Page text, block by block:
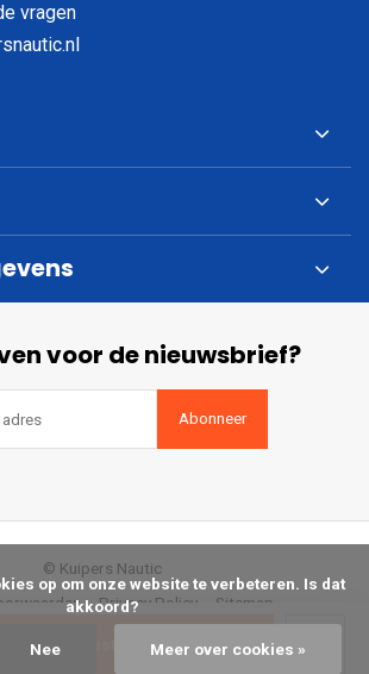
Bestellen
vragen
voor de nieuwsbrief?
Abonneer
Privacy Policy Sitemap
© Kuipers Nautic
akkoord?
Nee Meer over cookies »